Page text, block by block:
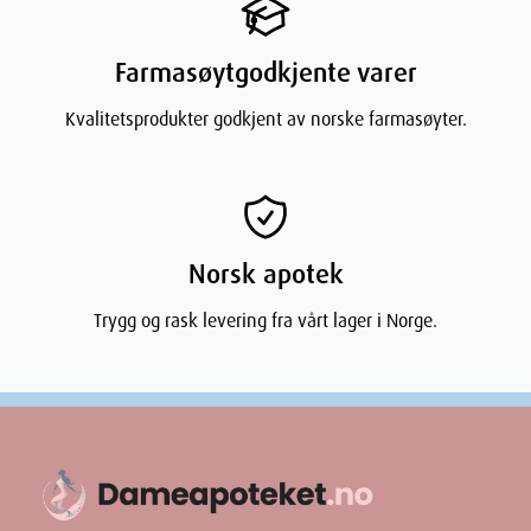
neglelakkfjerner eller rengjøringskompressene som følger med i
følgende symptomer:
Ansiktet, leppene, tungen eller halsen hovner opp
Andre legemidler og Loceryl
eller planlegger å bruke andre legemidler.
Farmasøytgodkjente varer
Kvalitetsprodukter godkjent av norske farmasøyter.
Norsk apotek
Trygg og rask levering fra vårt lager i Norge.